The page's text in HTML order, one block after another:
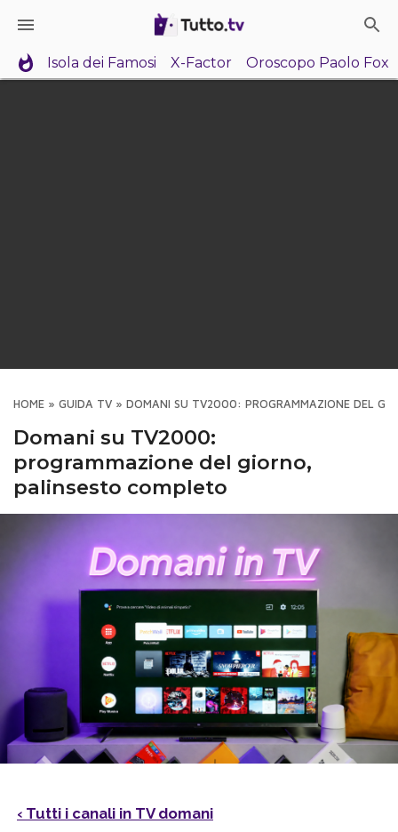
Isola dei Famosi X-Factor Oroscopo Paolo Fox
HOME » GUIDA TV » DOMANI SU TV2000: PROGRAMMAZIONE DEL
Domani su TV2000:
programmazione del giorno,
palinsesto completo
‹ Tutti i canali in TV domani